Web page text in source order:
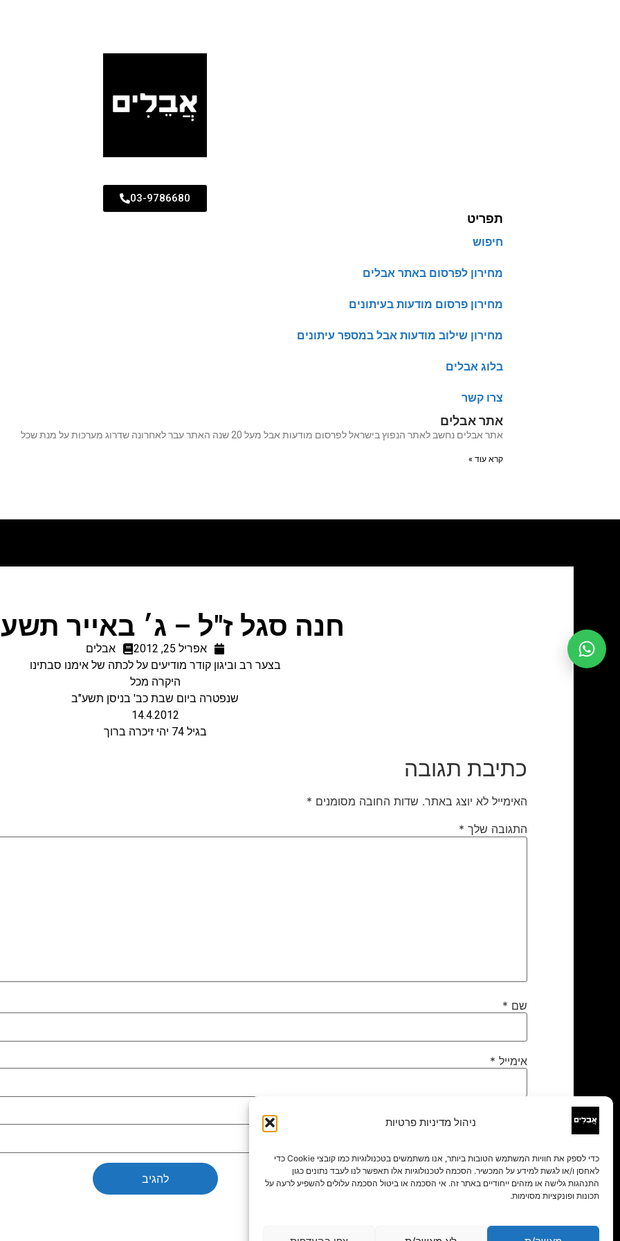
ניהול מדיניות פרטיות
כדי לספק את חוויות המשתמש הטובות ביותר, אנו משתמשים בטכנולוגיות כמו קובצי Cookie כדי
לאחסן ו/או לגשת למידע על המכשיר. הסכמה לטכנולוגיות אלו תאפשר לנו לעבד נתונים כגון
התנהגות גלישה או מזהים ייחודיים באתר זה. אי הסכמה או ביטול הסכמה עלולים להשפיע לרעה על
תכונות ופונקציות מסוימות.
03-9786680
תפריט
חיפוש
מחירון לפרסום באתר אבלים
מחירון פרסום מודעות בעיתונים
מחירון שילוב מודעות אבל במספר עיתונים
בלוג אבלים
צרו קשר
אתר אבלים
אתר אבלים נחשב לאתר הנפוץ בישראל לפרסום מודעות אבל מעל 20 שנה האתר עבר לאחרונה שדרוג מערכות על מנת שכל
קרא עוד »
חנה סגל ז"ל – ג׳ באייר
אפריל 25, 2012
אבלים
בצער רב וביגון קודר מודיעים על לכתה של אימנו סבתינו
היקרה מכל
שנפטרה ביום שבת כב' בניסן תשע"ב
14.4.2012
בגיל 74 יהי זיכרה ברוך
כתיבת תגובה
האימייל לא יוצג באתר. שדות החובה מסומנים *
התגובה שלך *
שם *
אימייל *